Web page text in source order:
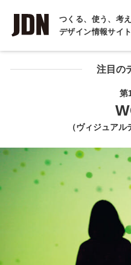
つくる、使う、考
デザイン情報サイト
INTERVIEW
インタビュー
REPORT 注目の
第
（ヴィジュアル